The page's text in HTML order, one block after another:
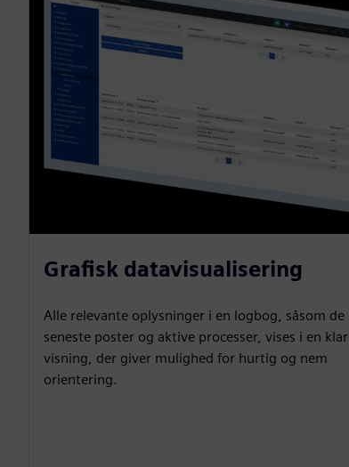
Grafisk datavisualisering
Alle relevante oplysninger i en logbog, såsom de
seneste poster og aktive processer, vises i en klar
visning, der giver mulighed for hurtig og nem
orientering.